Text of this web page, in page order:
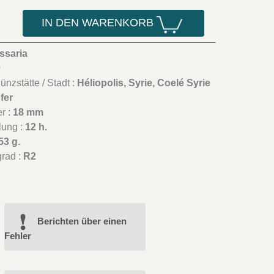
IN DEN WARENKORB
/ Stadt : Héliopolis, Syrie, Coelé Syrie
: 18 mm
: 12 h.
g.
: R2
Berichten über einen
Fehler